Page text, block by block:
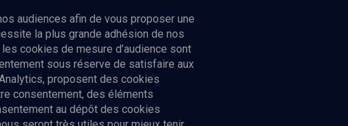
audiences afin de vous proposer une
la plus grande adhésion de nos
cookies de mesure d’audience sont
sous réserve de satisfaire aux
proposent des cookies
consentement, des éléments
au dépôt des cookies